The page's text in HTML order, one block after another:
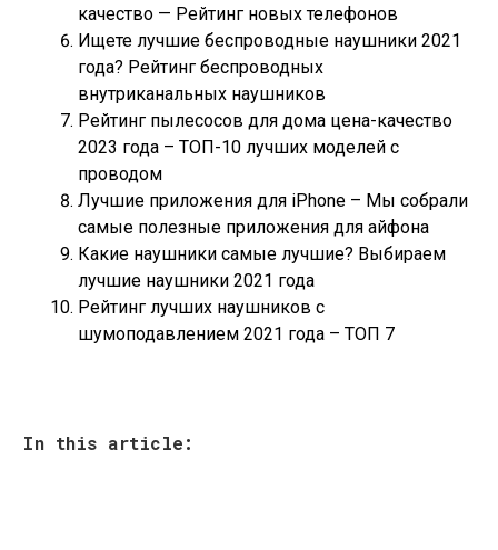
качество — Рейтинг новых телефонов
Ищете лучшие беспроводные наушники 2021
года? Рейтинг беспроводных
внутриканальных наушников
Рейтинг пылесосов для дома цена-качество
2023 года – ТОП-10 лучших моделей с
проводом
Лучшие приложения для iPhone – Мы собрали
самые полезные приложения для айфона
Какие наушники самые лучшие? Выбираем
лучшие наушники 2021 года
Рейтинг лучших наушников с
шумоподавлением 2021 года – ТОП 7
In this article: